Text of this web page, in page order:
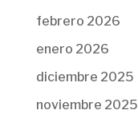
febrero 2026
enero 2026
diciembre 2025
noviembre 2025